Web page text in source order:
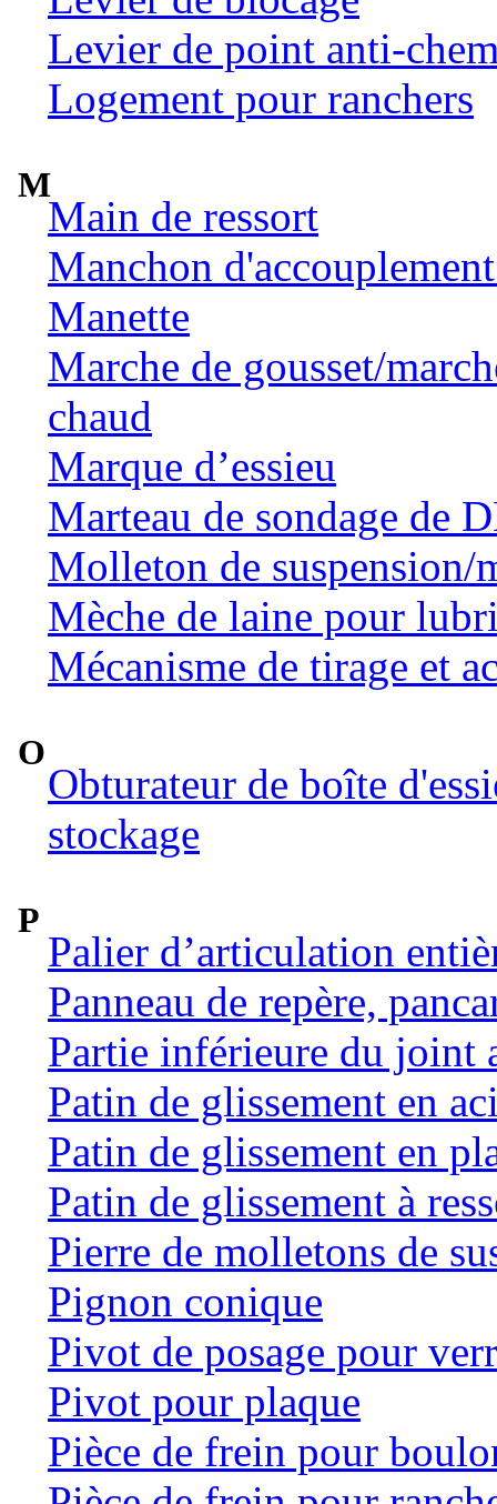
Levier de point anti-
Logement pour ranchers
M
Main de ressort
Manchon
Manette
Marche de gousset/
chaud
Marque d’essieu
Marteau de sondage de
Molleton de suspension/
Mèche de laine pour
Mécanisme de tirage et
O
Obturateur de boîte
stockage
P
Palier d’articulation
Panneau de repère,
Partie inférieure du joint
Patin de glissement en
Patin de glissement en
Patin de glissement à
Pierre de molletons de
Pignon conique
Pivot de posage pour
Pivot pour plaque
Pièce de frein pour